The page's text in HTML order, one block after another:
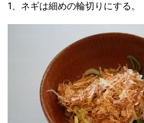
1、ネギは細めの輪切りにする。